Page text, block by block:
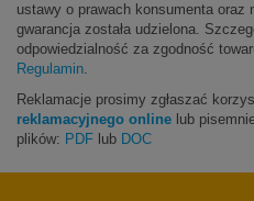
ustawy o prawach konsumenta oraz
gwarancja została udzielona.
odpowiedzialność za zgodność
Regulamin.
Reklamacje prosimy zgłaszać
reklamacyjnego online lub
plików: PDF lub DOC